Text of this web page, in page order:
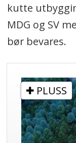
kutte
MDG og SV
bør bevares.
PLUSS